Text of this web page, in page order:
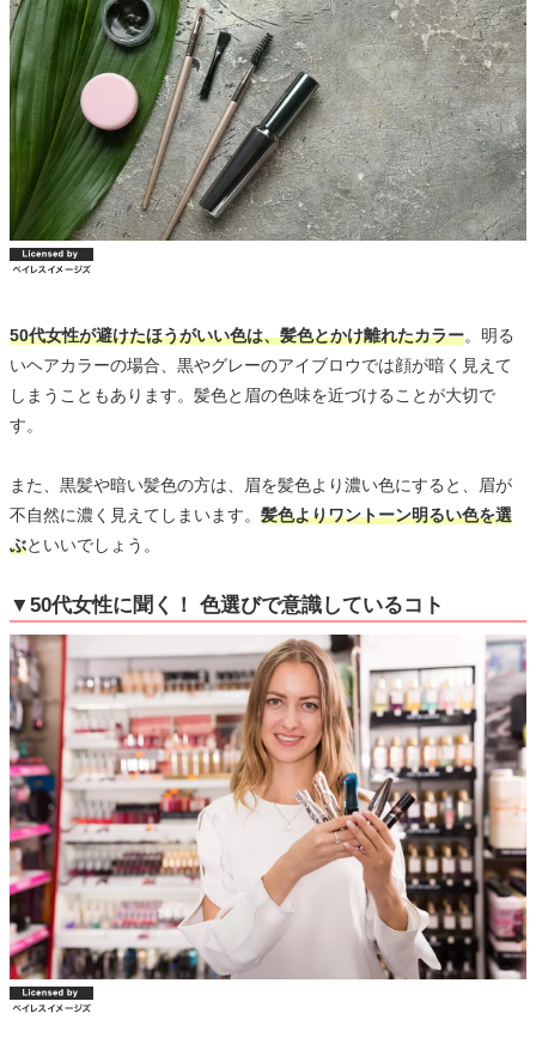
50代女性が避けたほうがいい色は、髪色とかけ離れたカラー。明る
いヘアカラーの場合、黒やグレーのアイブロウでは顔が暗く見えて
しまうこともあります。髪色と眉の色味を近づけることが大切で
す。
また、黒髪や暗い髪色の方は、眉を髪色より濃い色にすると、眉が
不自然に濃く見えてしまいます。 髪色よりワントーン明るい色を選
ぶといいでしょう。
▼50代女性に聞く！ 色選びで意識しているコト